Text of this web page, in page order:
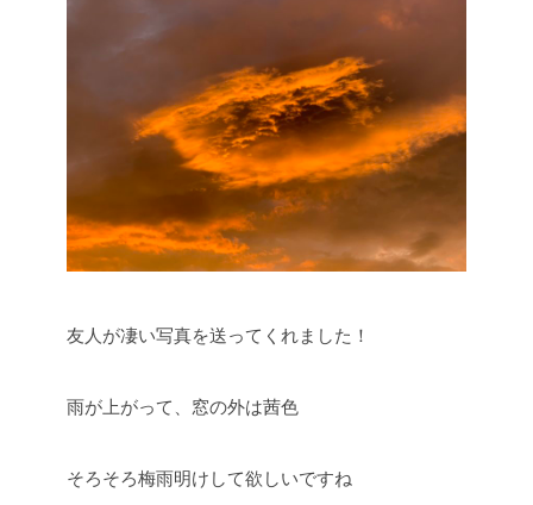
友人が凄い写真を送ってくれました！
雨が上がって、窓の外は茜色
そろそろ梅雨明けして欲しいですね